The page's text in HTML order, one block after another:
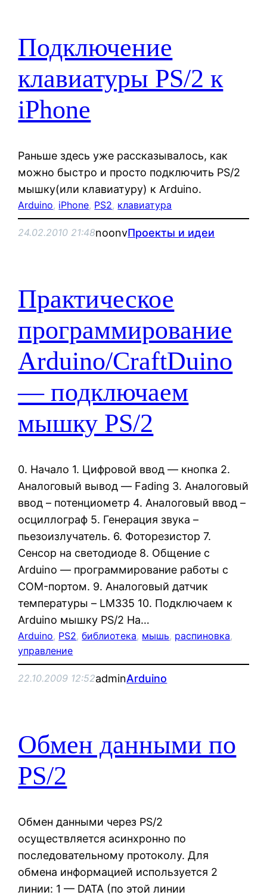
Подключение
клавиатуры PS/2 к
iPhone
Раньше здесь уже рассказывалось, как
можно быстро и просто подключить PS/2
мышку(или клавиатуру) к Arduino.
Arduino, iPhone, PS2, клавиатура
24.02.2010 21:48noonvПроекты и идеи
Практическое
программирование
Arduino/CraftDuino
— подключаем
мышку PS/2
0. Начало 1. Цифровой ввод — кнопка 2.
Аналоговый вывод — Fading 3. Аналоговый
ввод – потенциометр 4. Аналоговый ввод –
осциллограф 5. Генерация звука –
пьезоизлучатель. 6. Фоторезистор 7.
Сенсор на светодиоде 8. Общение с
Arduino — программирование работы с
COM-портом. 9. Аналоговый датчик
температуры – LM335 10. Подключаем к
Arduino мышку PS/2 На…
Arduino, PS2, библиотека, мышь, распиновка
управление
22.10.2009 12:52adminArduino
Обмен данными по
PS/2
Обмен данными через PS/2
осуществляется асинхронно по
последовательному протоколу. Для
обмена информацией используется 2
линии: 1 — DATA (по этой линии